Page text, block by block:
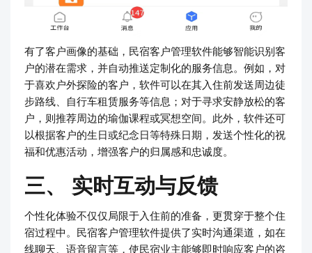
有了客户画像的基础，民宿客户管理软件能够智能识别客
户的潜在需求，并自动推送定制化的服务信息。例如，对
于喜欢户外探险的客户，软件可以在其入住前发送周边徒
步路线、自行车租赁服务等信息；对于寻求安静放松的客
户，则推荐周边的瑜伽课程或冥想空间。此外，软件还可
以根据客户的生日或纪念日等特殊日期，发送个性化的祝
福和优惠活动，增强客户的归属感和忠诚度。
三、 实时互动与反馈
个性化体验不仅仅局限于入住前的准备，更贯穿于整个住
宿过程中。民宿客户管理软件提供了实时沟通渠道，如在
线聊天、语音留言等，使民宿业主能够即时响应客户的咨